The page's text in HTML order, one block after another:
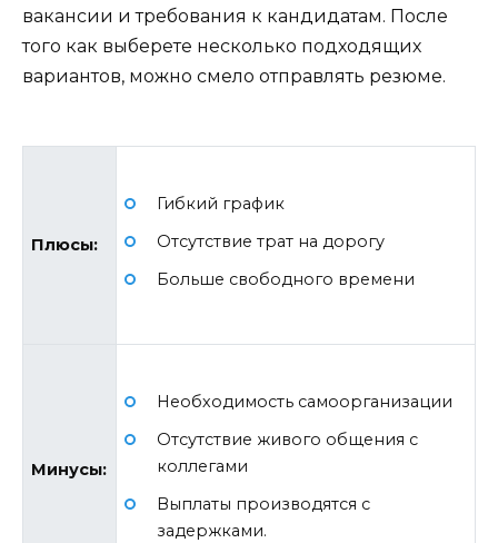
вакансии и требования к кандидатам. После
того как выберете несколько подходящих
вариантов, можно смело отправлять резюме.
Плюсы:
Гибкий график
Отсутствие трат на дорогу
Больше свободного времени
Минусы:
Необходимость самоорганизации
Отсутствие живого общения с
коллегами
Выплаты производятся с
задержками.